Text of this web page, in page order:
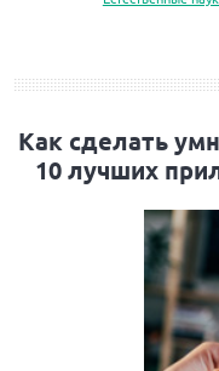
Как сделать
10 лучших